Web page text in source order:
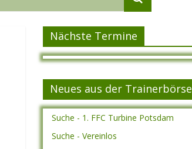
Nächste Termine
Neues aus der Trainerbörse
Suche - 1. FFC Turbine Potsdam
Suche - Vereinlos